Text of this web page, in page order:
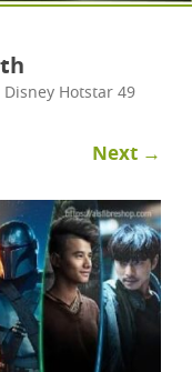
Disney Hotstar 49
Next →